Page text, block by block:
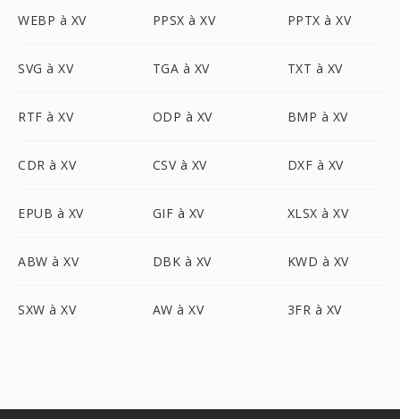
WEBP à XV PPSX à XV PPTX à XV
SVG à XV TGA à XV TXT à XV
RTF à XV ODP à XV BMP à XV
CDR à XV CSV à XV DXF à XV
EPUB à XV GIF à XV XLSX à XV
ABW à XV DBK à XV KWD à XV
SXW à XV AW à XV 3FR à XV